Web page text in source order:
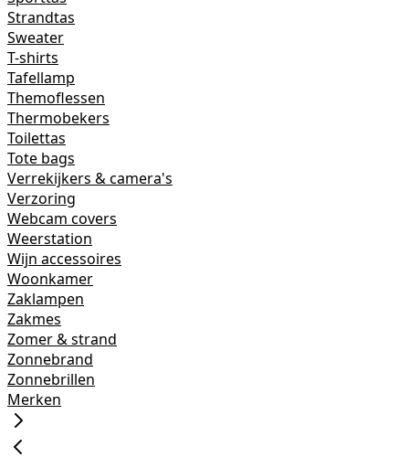
Strandtas
Sweater
T-shirts
Tafellamp
Themoflessen
Thermobekers
Toilettas
Tote bags
Verrekijkers & camera's
Verzoring
Webcam covers
Weerstation
Wijn accessoires
Woonkamer
Zaklampen
Zakmes
Zomer & strand
Zonnebrand
Zonnebrillen
Merken